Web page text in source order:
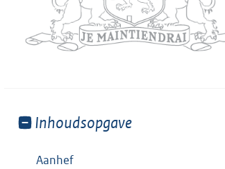
Toon
van:
Inhoudsopgave
Aanhef